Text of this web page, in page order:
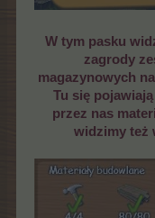
W tym pasku
zagrody
magazynowych
Tu się
przez nas
widzimy też